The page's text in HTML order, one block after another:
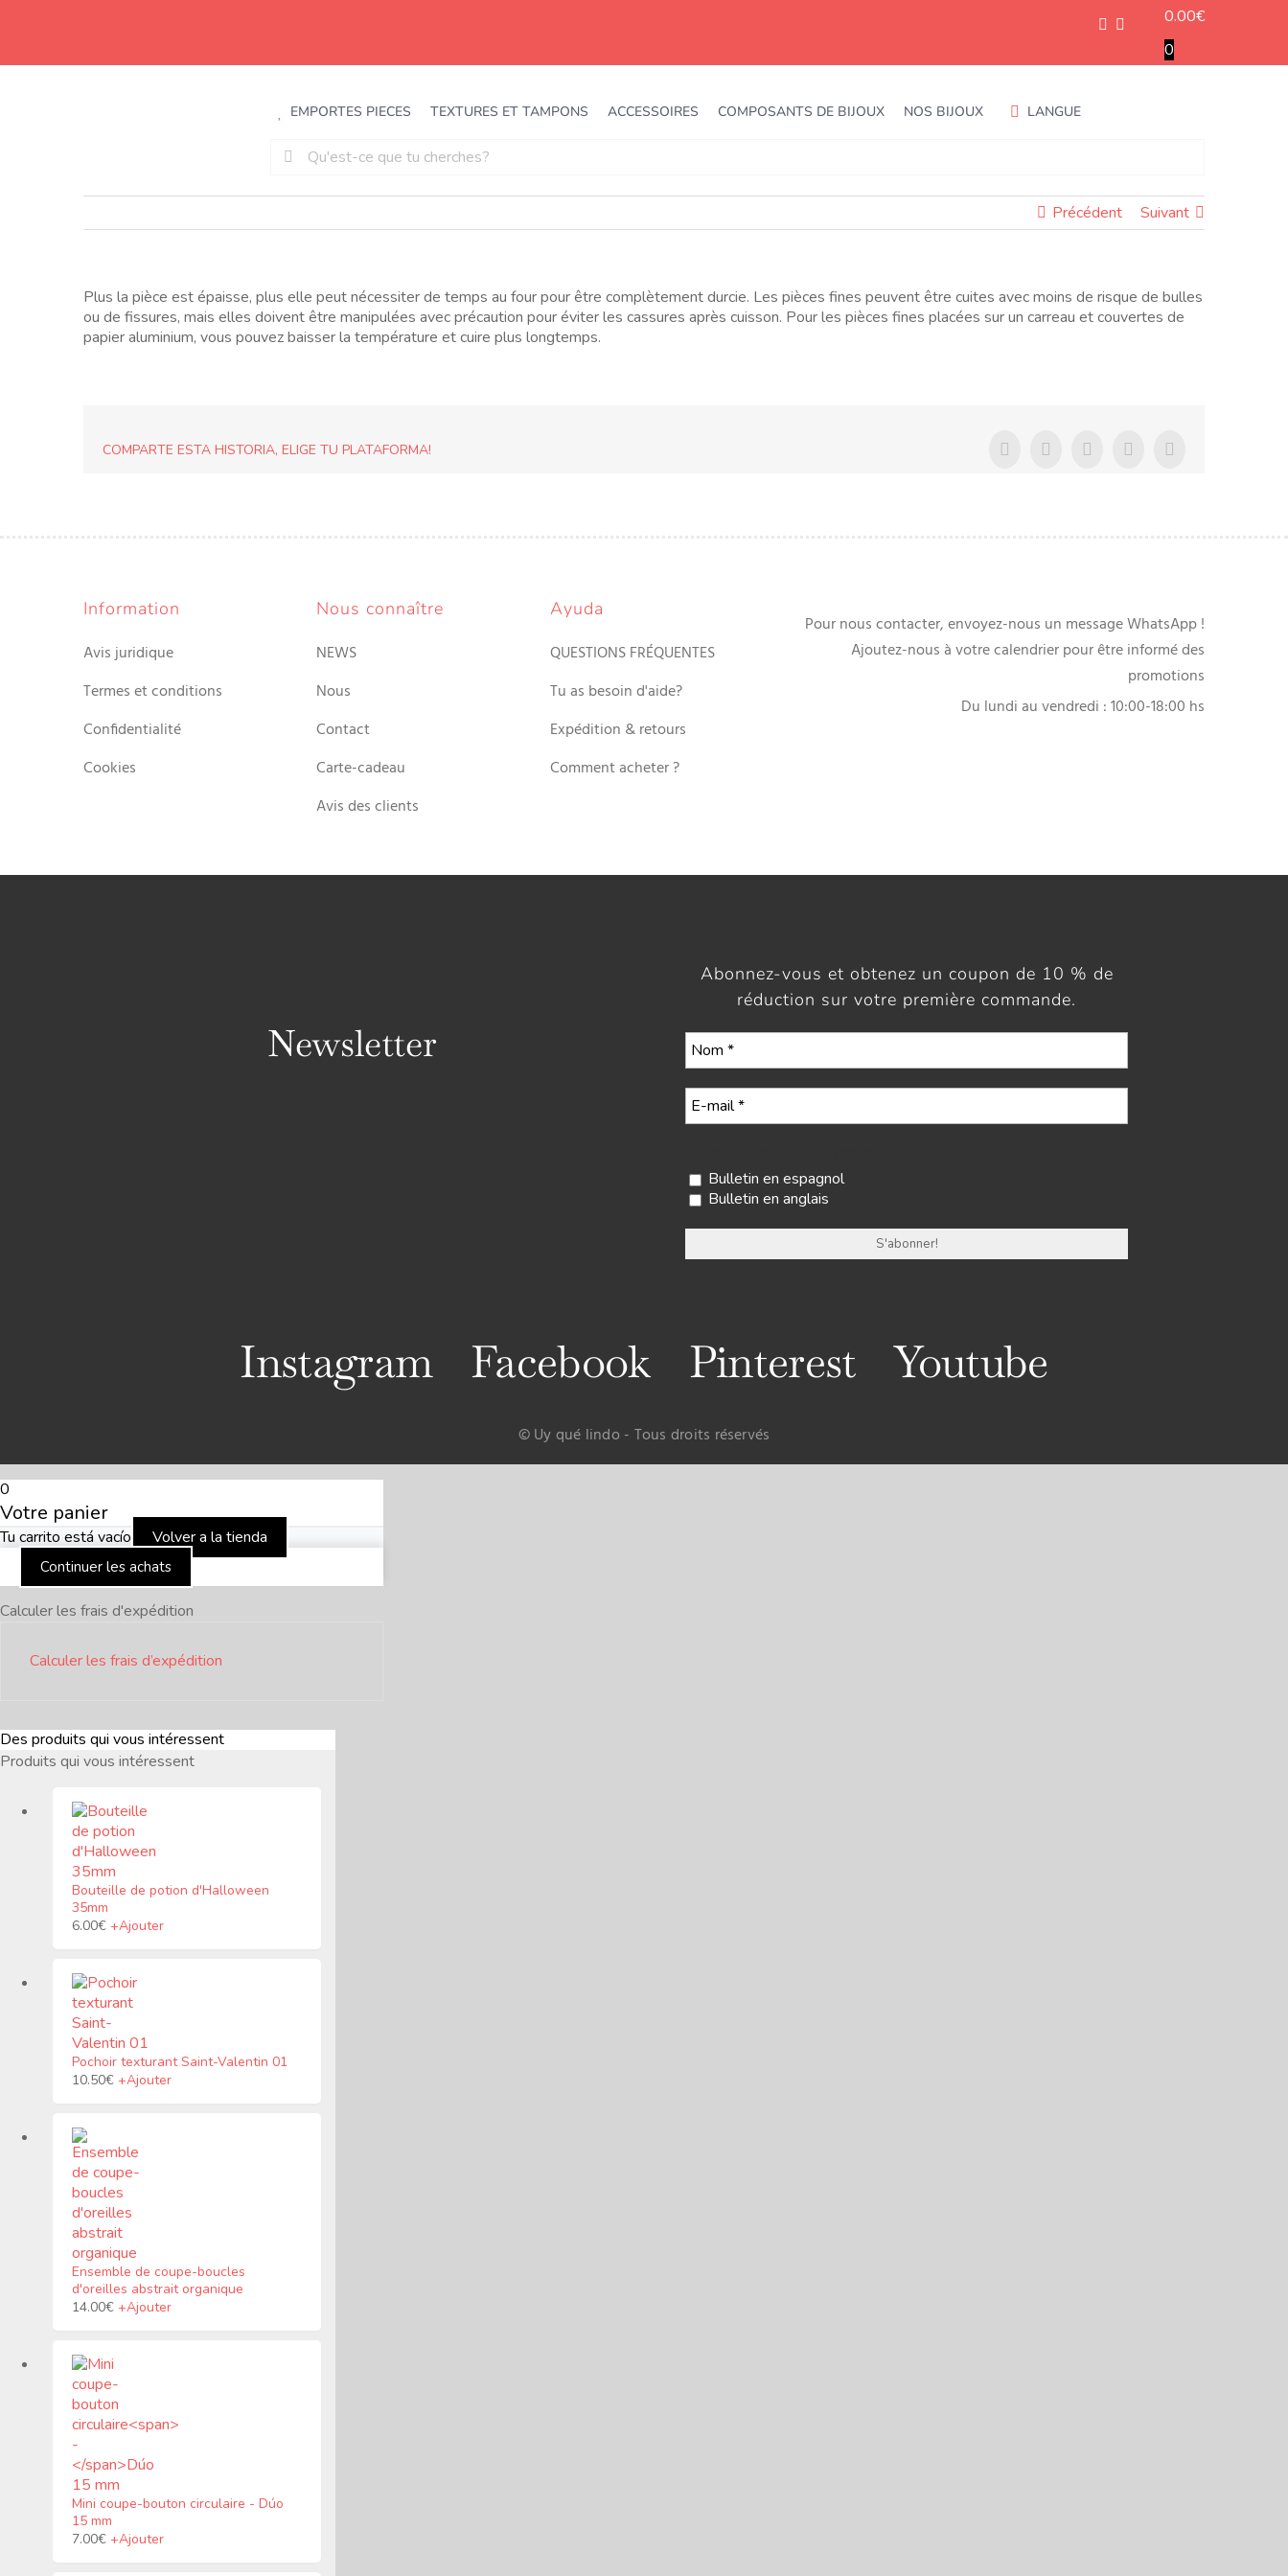
0.00€
0
EMPORTES PIECES TEXTURES ET TAMPONS ACCESSOIRES COMPOSANTS DE BIJOUX NOS BIJOUX LANGUE
Rechercher:
Précédent Suivant
Plus la pièce est épaisse, plus elle peut nécessiter de temps au four pour être complètement durcie. Les pièces fines peuvent être cuites avec moins de risque de bulles
ou de fissures, mais elles doivent être manipulées avec précaution pour éviter les cassures après cuisson. Pour les pièces fines placées sur un carreau et couvertes de
papier aluminium, vous pouvez baisser la température et cuire plus longtemps.
COMPARTE ESTA HISTORIA, ELIGE TU PLATAFORMA! Facebook
X Whatsapppinterest
E-
Information
Avis juridique
Termes et conditions
Confidentialité
Cookies
Nous connaître
NEWS
Nous
Contact
Carte-cadeau
Avis des clients
Ayuda
QUESTIONS FRÉQUENTES
Tu as besoin d'aide?
Expédition & retours
Comment acheter ?
Pour nous contacter, envoyez-nous un message WhatsApp !
Ajoutez-nous à votre calendrier pour être informé des
promotions
Du lundi au vendredi : 10:00-18:00 hs
Newsletter
Abonnez-vous et obtenez un coupon de 10 % de
réduction sur votre première commande.
Bulletin en espagnol
Bulletin en anglais
Instagram Facebook Pinterest Youtube
© Uy qué lindo - Tous droits réservés
0
Votre panier
Tu carrito está vacío Volver a la tienda
Continuer les achats
Calculer les frais d'expédition
Calculer les frais d’expédition
Des produits qui vous intéressent
Produits qui vous intéressent
Bouteille de potion d'Halloween
35mm
6.00€ +AjouterCe
être
choisies
Pochoir texturant Saint-Valentin 01
10.50€ +Ajouter
Ensemble de coupe-boucles
d'oreilles abstrait organique
14.00€ +AjouterCe
peuvent
page
Mini coupe-bouton circulaire - Dúo
15 mm
7.00€ +Ajouter